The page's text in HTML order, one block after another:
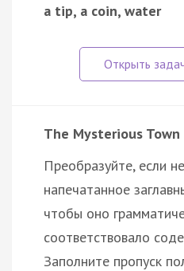
a tip, a coin, water
The Mysterious Town
Преобразуйте, если
напечатанное
чтобы оно
соответствовало
Заполните пропуск